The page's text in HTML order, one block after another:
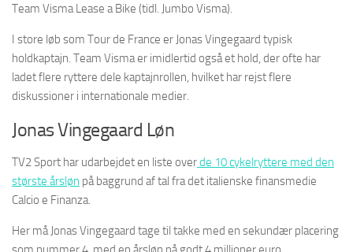
Team Visma Lease a Bike (tidl. Jumbo Visma).
I store løb som Tour de France er Jonas Vingegaard typisk
holdkaptajn. Team Visma er imidlertid også et hold, der ofte har
ladet flere ryttere dele kaptajnrollen, hvilket har rejst flere
diskussioner i internationale medier.
Jonas Vingegaard Løn
TV2 Sport har udarbejdet en liste overde 10 cykelryttere med den
største årsløn på baggrund af tal fra det italienske finansmedie
Calcio e Finanza.
Her må Jonas Vingegaard tage til takke med en sekundær placering